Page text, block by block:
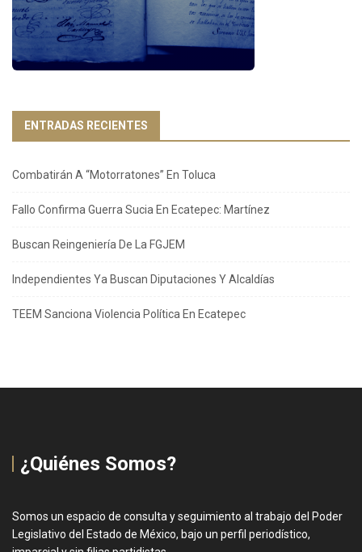
ENTRADAS RECIENTES
Combatirán A “Motorratones” En Toluca
Fallo Confirma Guerra Sucia En Ecatepec: Martínez
Buscan Reingeniería De La FGJEM
Independientes Ya Buscan Diputaciones Y Alcaldías
TEEM Sanciona Violencia Política En Ecatepec
¿Quiénes Somos?
Somos un espacio de consulta y seguimiento al trabajo del Poder
Legislativo del Estado de México, bajo un perfil periodístico,